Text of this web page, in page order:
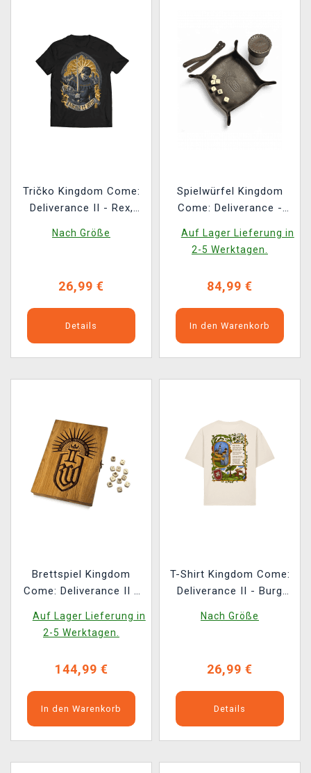
Tričko Kingdom Come:
Deliverance II - Rex,
Nach Größe
26,99 €
Details
Spielwürfel Kingdom
Come: Deliverance -
Becher und Tablett
Auf Lager Lieferung in
2-5 Werktagen.
84,99 €
In den Warenkorb
Brettspiel Kingdom
Come: Deliverance II -
Auf Lager Lieferung in
2-5 Werktagen.
144,99 €
In den Warenkorb
T-Shirt Kingdom Come:
Deliverance II - Burg
Nach Größe
26,99 €
Details